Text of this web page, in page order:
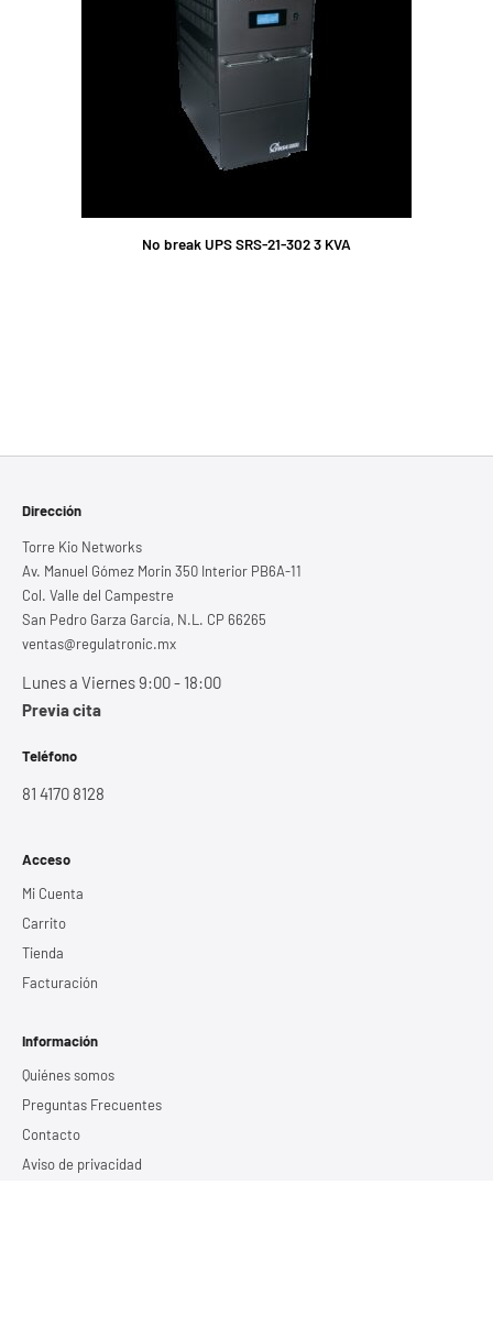
No break UPS SRS-21-302 3 KVA
Dirección
Torre Kio Networks
Av. Manuel Gómez Morin 350 Interior PB6A-11
Col. Valle del Campestre
San Pedro Garza García, N.L. CP 66265
ventas@regulatronic.mx
Lunes a Viernes 9:00 - 18:00
Previa cita
Teléfono
81 4170 8128
Acceso
Mi Cuenta
Carrito
Tienda
Facturación
Información
Quiénes somos
Preguntas Frecuentes
Contacto
Aviso de privacidad